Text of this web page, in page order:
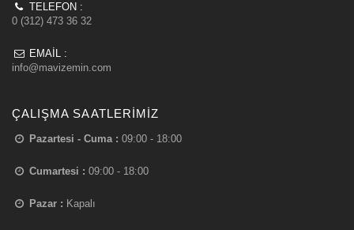
TELEFON :
0 (312) 473 36 32
EMAIL :
info@mavizemin.com
ÇALIŞMA SAATLERIMIZ
Pazartesi - Cuma : 09:00 - 18:00
Cumartesi : 09:00 - 18:00
Pazar : Kapalı